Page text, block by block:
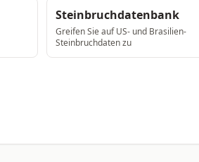
Steinbruchdatenbank
Greifen Sie auf US- und Brasilien-
Steinbruchdaten zu